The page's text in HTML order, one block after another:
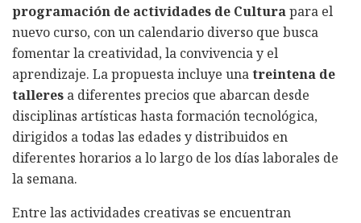
programación de actividades de Culturapara el
nuevo curso, con un calendario diverso que busca
fomentar la creatividad, la convivencia y el
aprendizaje. La propuesta incluye unatreintena de
talleres a diferentes precios que abarcan desde
disciplinas artísticas hasta formación tecnológica,
dirigidos a todas las edades y distribuidos en
diferentes horarios a lo largo de los días laborales de
la semana.
Entre las actividades creativas se encuentran